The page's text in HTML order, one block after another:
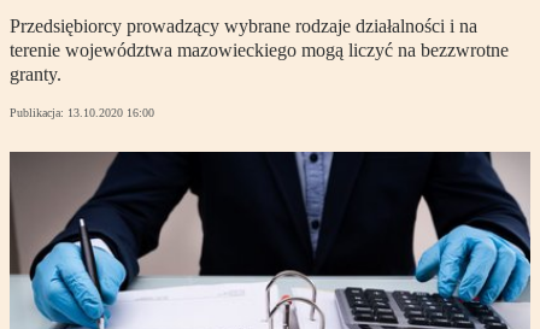
Przedsiębiorcy prowadzący wybrane rodzaje działalności i na
terenie województwa mazowieckiego mogą liczyć na bezzwrotne
granty.
Publikacja: 13.10.2020 16:00